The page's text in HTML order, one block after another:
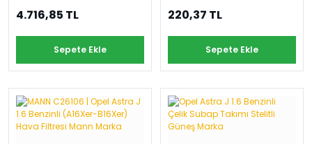
4.716,85 TL
Sepete Ekle
220,37 TL
Sepete Ekle